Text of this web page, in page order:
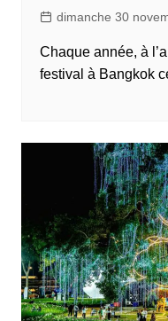
dimanche 30
Chaque année, à
festival à Bangkok